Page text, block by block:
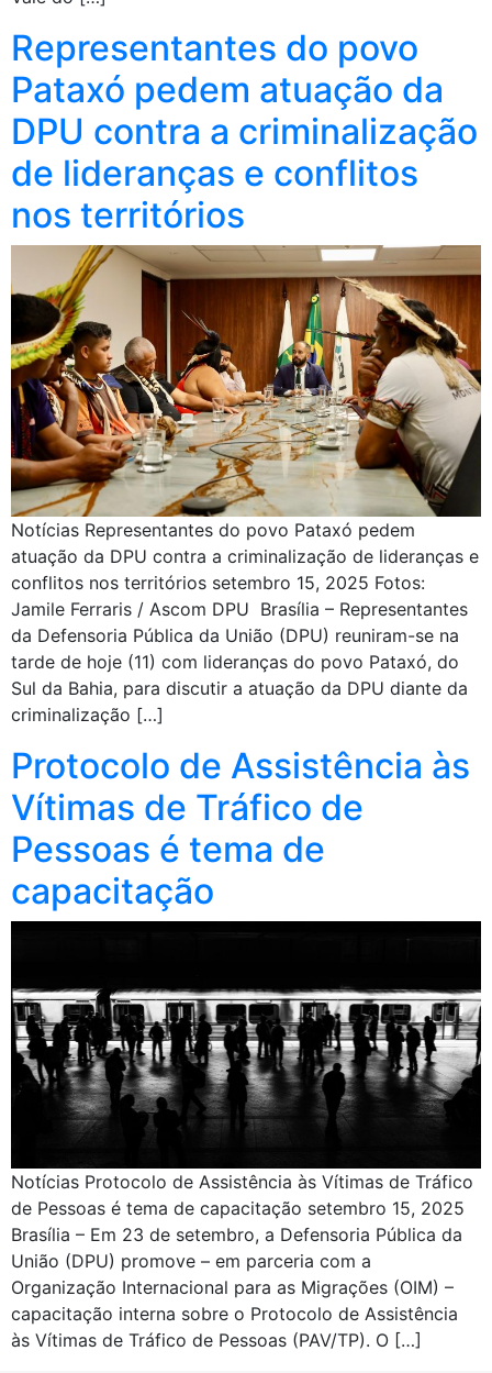
Representantes do povo
Pataxó pedem atuação da
DPU contra a criminalização
de lideranças e conflitos
nos territórios
Notícias Representantes do povo Pataxó pedem
atuação da DPU contra a criminalização de lideranças e
conflitos nos territórios setembro 15, 2025 Fotos:
Jamile Ferraris / Ascom DPU Brasília – Representantes
da Defensoria Pública da União (DPU) reuniram-se na
tarde de hoje (11) com lideranças do povo Pataxó, do
Sul da Bahia, para discutir a atuação da DPU diante da
criminalização […]
Protocolo de Assistência às
Vítimas de Tráfico de
Pessoas é tema de
capacitação
Notícias Protocolo de Assistência às Vítimas de Tráfico
de Pessoas é tema de capacitação setembro 15, 2025
Brasília – Em 23 de setembro, a Defensoria Pública da
União (DPU) promove – em parceria com a
Organização Internacional para as Migrações (OIM) –
capacitação interna sobre o Protocolo de Assistência
às Vítimas de Tráfico de Pessoas (PAV/TP). O […]